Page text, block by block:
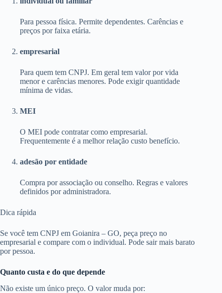
Para pessoa física. Permite dependentes. Carências e
preços por faixa etária.
empresarial
Para quem tem CNPJ. Em geral tem valor por vida
menor e carências menores. Pode exigir quantidade
mínima de vidas.
MEI
O MEI pode contratar como empresarial.
Frequentemente é a melhor relação custo benefício.
adesão por entidade
Compra por associação ou conselho. Regras e valores
definidos por administradora.
Dica rápida
Se você tem CNPJ em Goianira – GO, peça preço no
empresarial e compare com o individual. Pode sair mais barato
por pessoa.
Quanto custa e do que depende
Não existe um único preço. O valor muda por: